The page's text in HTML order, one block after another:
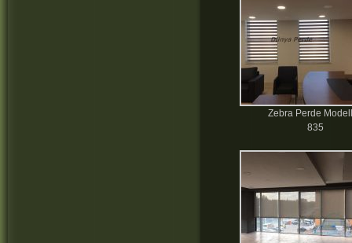
Zebra Perde
835